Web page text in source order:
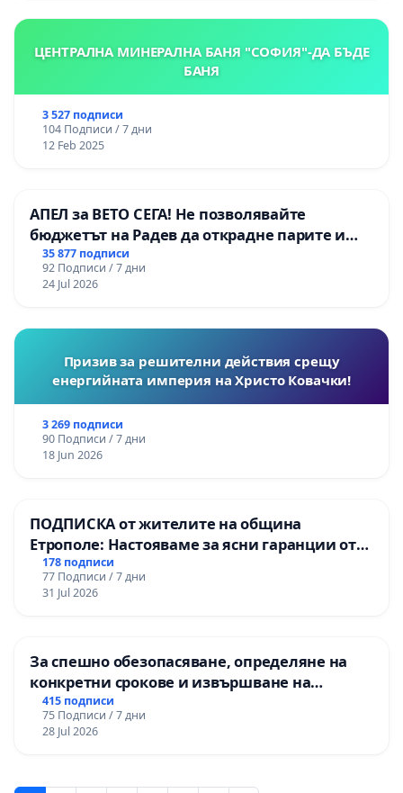
ЦЕНТРАЛНА МИНЕРАЛНА БАНЯ "СОФИЯ"-ДА БЪДЕ
БАНЯ
3 527 подписи
104 Подписи / 7 дни
12 Feb 2025
АПЕЛ за ВЕТО СЕГА! Не позволявайте
бюджетът на Радев да открадне парите и
правата ни в тъмното
35 877 подписи
92 Подписи / 7 дни
24 Jul 2026
Призив за решителни действия срещу
енергийната империя на Христо Ковачки!
3 269 подписи
90 Подписи / 7 дни
18 Jun 2026
ПОДПИСКА от жителите на община
Етрополе: Настояваме за ясни гаранции от
“Елаците-МЕД” АД и от държавата, че ще се
изпълнят всички екологични норми!
178 подписи
77 Подписи / 7 дни
31 Jul 2026
За спешно обезопасяване, определяне на
конкретни срокове и извършване на
цялостна рехабилитация на
републиканския път между пътен възел АМ
„Тракия“ - гр. Ихтиман - с. Мирово - к.к.
415 подписи
75 Подписи / 7 дни
28 Jul 2026